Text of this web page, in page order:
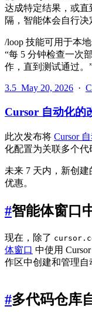
达成特定结果，或直
隔，智能体会自行决
/loop 技能可用于本
“每 5 分钟检查一次
作，直到测试通过。
3.5 May 20, 2026 ·
Cursor 自动化的
此次发布将 Cursor
化配置为关联多个代
未来 7 天内，新创
优惠。
#智能体窗口
现在，除了
体窗口 中使用
作区中创建和管理自
#多代码仓库